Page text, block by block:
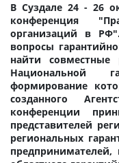
В Суздале 24 - 26
конференция
организаций в
вопросы
найти
Национальной
формирование
созданного
конференции
представителей
региональных